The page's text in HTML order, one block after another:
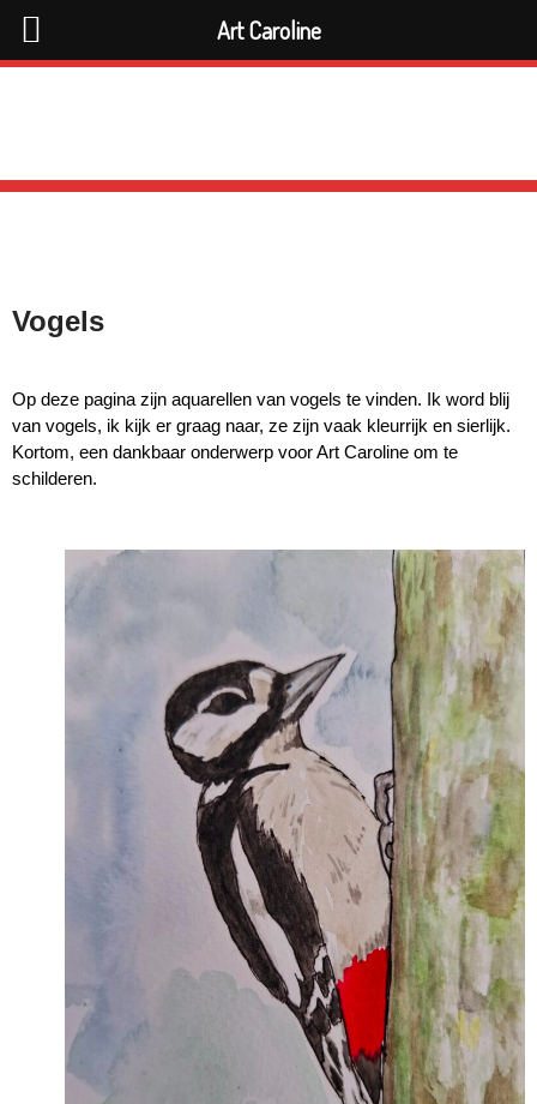
Vogels
Op deze pagina zijn aquarellen van vogels te vinden. Ik word blij
van vogels, ik kijk er graag naar, ze zijn vaak kleurrijk en sierlijk.
Kortom, een dankbaar onderwerp voor Art Caroline om te
schilderen.
Art Caroline